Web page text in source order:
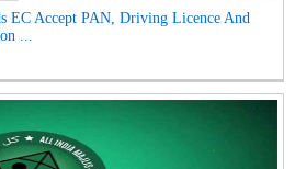
EC Accept PAN, Driving Licence And
...